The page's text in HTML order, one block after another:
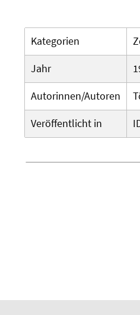
Kategorien
Jahr
Autorinnen/Autoren
Veröffentlicht in